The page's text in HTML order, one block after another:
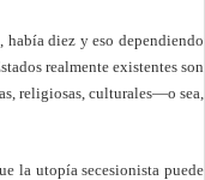
diez y eso dependiendo
realmente existentes son
religiosas, culturales—o sea,
la utopía secesionista puede